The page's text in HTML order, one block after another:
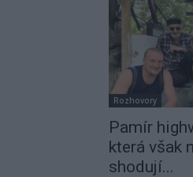
Rozhovory
Pamír
která však
shodují...